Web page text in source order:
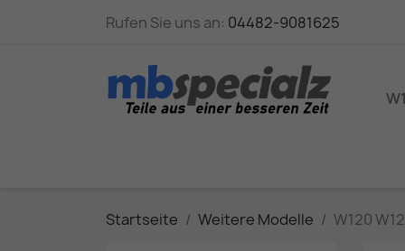
Rufen Sie uns an: 04482-9081625
Startseite Weitere Modelle W120